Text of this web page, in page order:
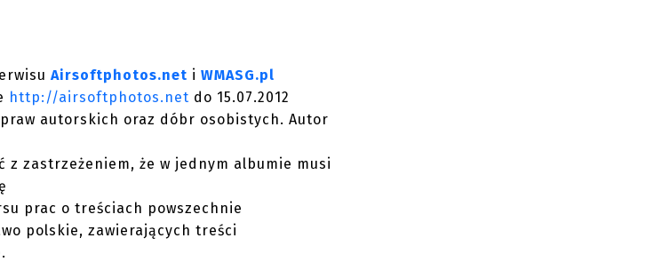
Airsoftphotos.net i WMASG.pl
http://airsoftphotos.net do 15.07.2012
autorskich oraz dóbr osobistych. Autor
zastrzeżeniem, że w jednym albumie musi
prac o treściach powszechnie
polskie, zawierających treści